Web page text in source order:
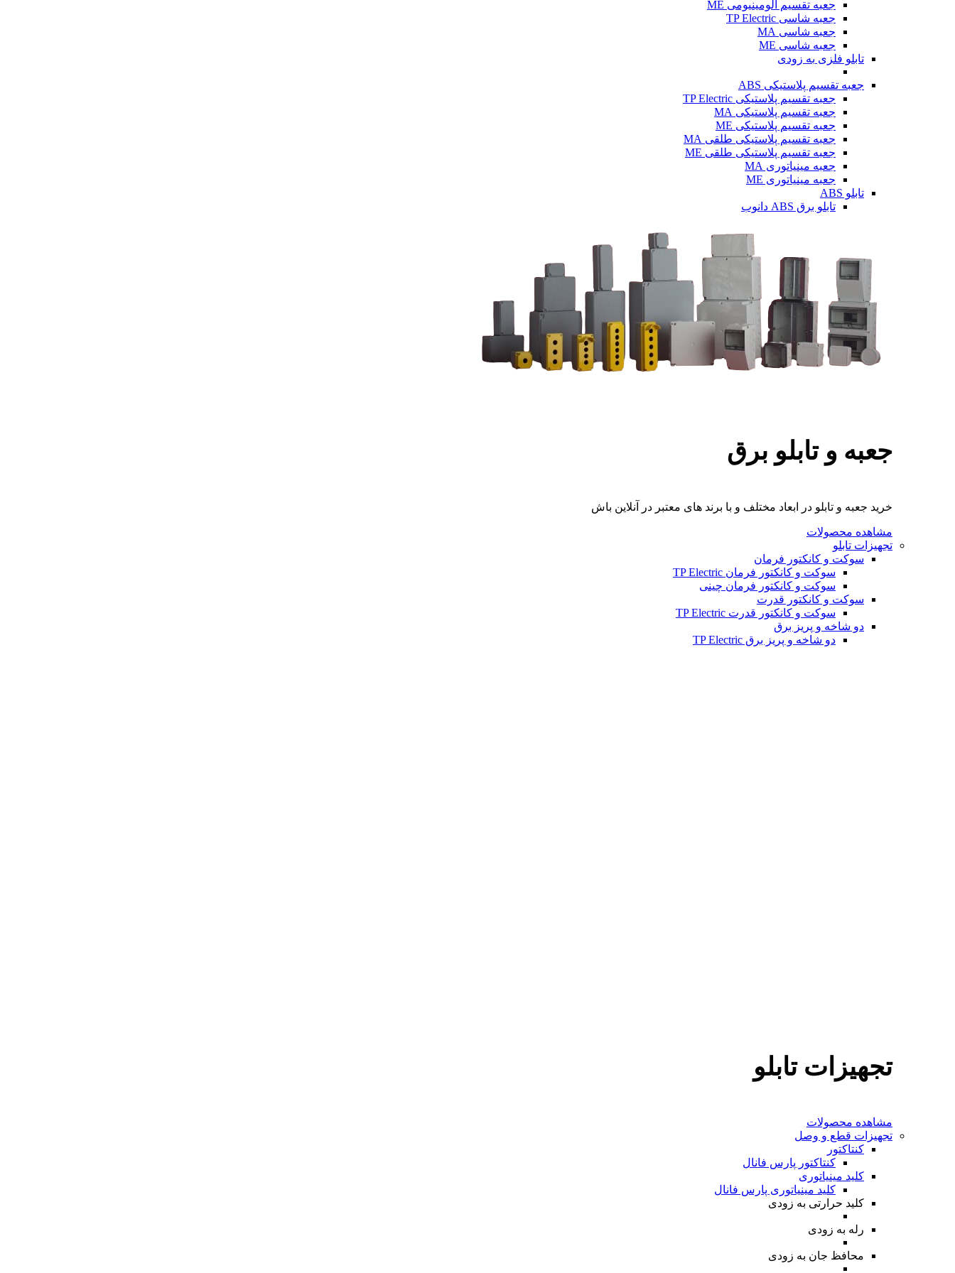
جعبه تقسیم آلومینیومی ME
جعبه شاسی TP Electric
جعبه شاسی MA
جعبه شاسی ME
تابلو فلزی به زودی
جعبه تقسیم پلاستیکی ABS
جعبه تقسیم پلاستیکی TP Electric
جعبه تقسیم پلاستیکی MA
جعبه تقسیم پلاستیکی ME
جعبه تقسیم پلاستیکی طلقی MA
جعبه تقسیم پلاستیکی طلقی ME
جعبه مینیاتوری MA
جعبه مینیاتوری ME
تابلو ABS
تابلو برق ABS دانوب
جعبه و تابلو برق
خرید جعبه و تابلو در ابعاد مختلف و با برند های معتبر در آنلاین باش
مشاهده محصولات
تجهیزات تابلو
سوکت و کانکتور فرمان
سوکت و کانکتور فرمان TP Electric
سوکت و کانکتور فرمان چینی
سوکت و کانکتور قدرت
سوکت و کانکتور قدرت TP Electric
دو شاخه و پریز برق
دو شاخه و پریز برق TP Electric
تجهیزات تابلو
مشاهده محصولات
تجهیزات قطع و وصل
کنتاکتور
کنتاکتور پارس فانال
کلید مینیاتوری
کلید مینیاتوری پارس فانال
کلید حرارتی به زودی
رله به زودی
محافظ جان به زودی